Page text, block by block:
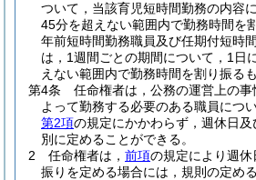
ついて，当該育児短時間勤務の内容
45分を超えない範囲内で勤務時間を
年前短時間勤務職員及び任期付短時
は，1週間ごとの期間について，1日
えない範囲内で勤務時間を割り振る
第4条
任命権者は，公務の運営上の
よって勤務する必要のある職員につ
第2項の規定にかかわらず，週休日
別に定めることができる。
2
任命権者は， 前項の規定により週休
振りを定める場合には，規則の定め